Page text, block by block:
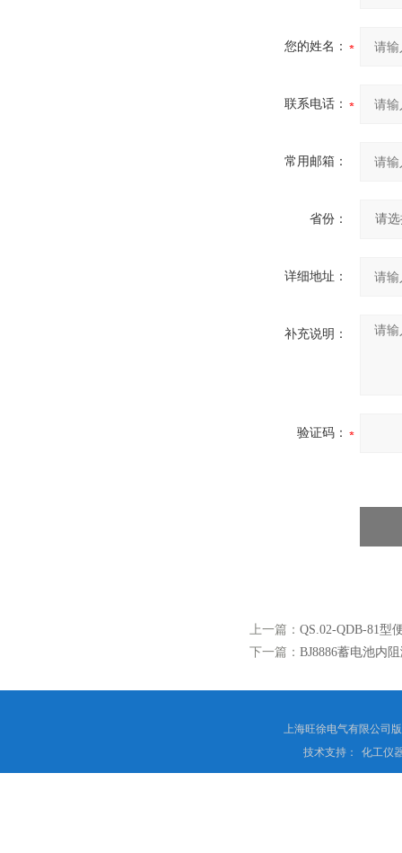
您的姓名：
联系电话：
常用邮箱：
省份：
详细地址：
补充说明：
验证码：
上一篇： QS.02-QDB-81型
下一篇： BJ8886蓄电池内
上海旺徐电气有限公司
技术支持：
化工仪